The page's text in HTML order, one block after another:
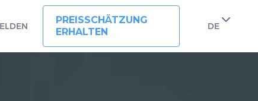
PREISSCHÄTZUNG
ERHALTEN
DE